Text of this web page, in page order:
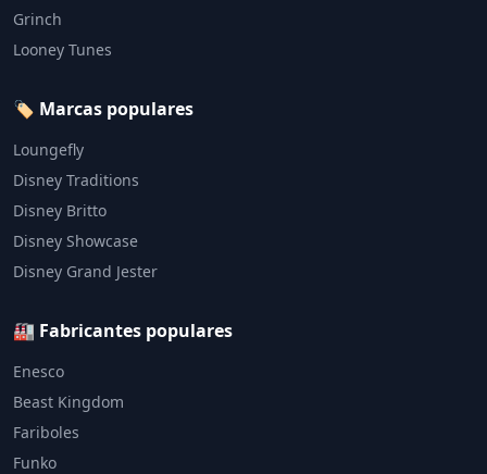
Grinch
Looney Tunes
🏷️ Marcas populares
Loungefly
Disney Traditions
Disney Britto
Disney Showcase
Disney Grand Jester
🏭 Fabricantes populares
Enesco
Beast Kingdom
Fariboles
Funko